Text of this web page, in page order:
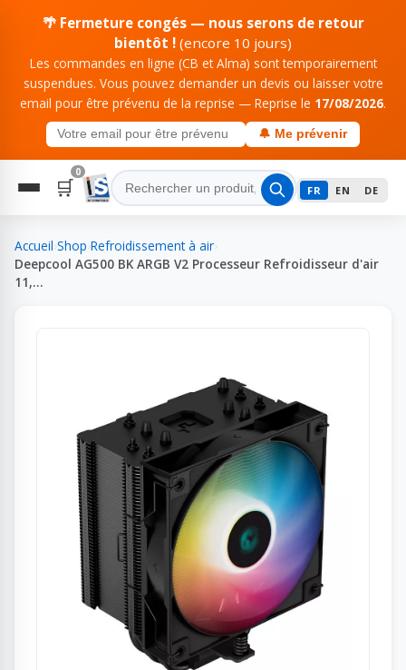
🌴 Fermeture congés — nous serons de retour
bientôt ! (encore 10 jours)
Les commandes en ligne (CB et Alma) sont temporairement
suspendues. Vous pouvez demander un devis ou laisser votre
email pour être prévenu de la reprise — Reprise le 17/08/2026.
🔔 Me prévenir
🛒
0
FR EN DE
Accueil Shop Refroidissement à air
Deepcool AG500 BK ARGB V2 Processeur Refroidisseur d'air
11,…